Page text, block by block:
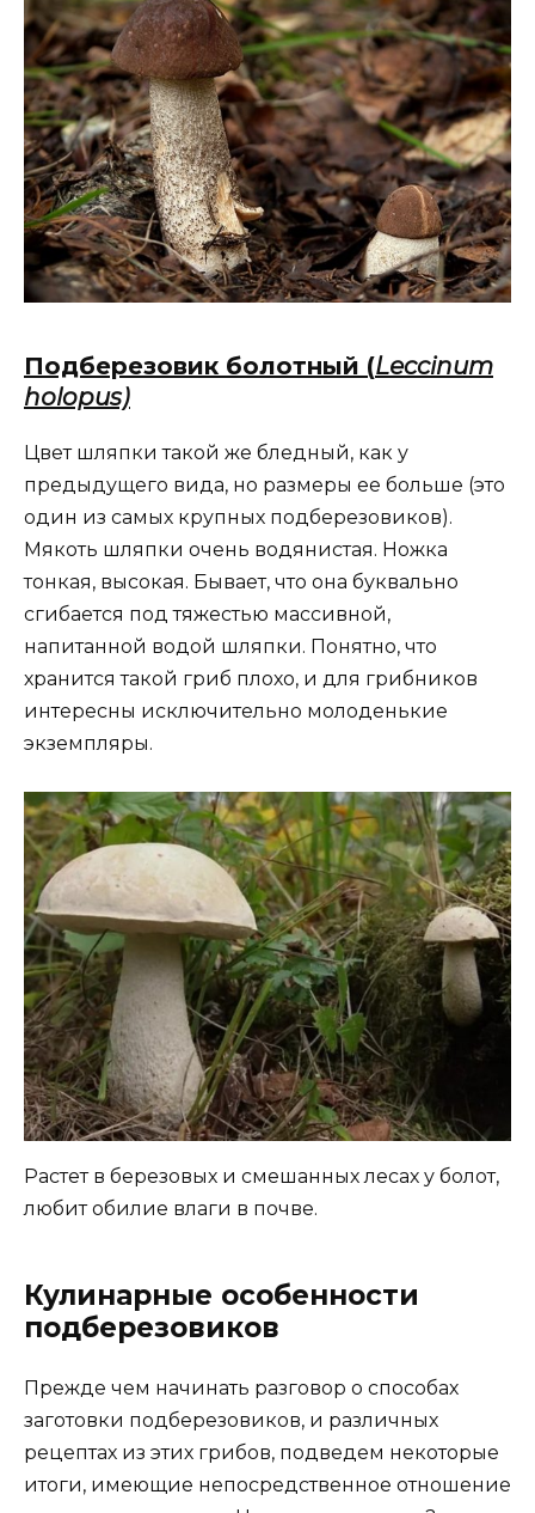
Подберезовик болотный (Lеccinum
hоlopus)
Цвет шляпки такой же бледный, как у
предыдущего вида, но размеры ее больше (это
один из самых крупных подберезовиков).
Мякоть шляпки очень водянистая. Ножка
тонкая, высокая. Бывает, что она буквально
сгибается под тяжестью массивной,
напитанной водой шляпки. Понятно, что
хранится такой гриб плохо, и для грибников
интересны исключительно молоденькие
экземпляры.
Растет в березовых и смешанных лесах у болот,
любит обилие влаги в почве.
Кулинарные особенности
подберезовиков
Прежде чем начинать разговор о способах
заготовки подберезовиков, и различных
рецептах из этих грибов, подведем некоторые
итоги, имеющие непосредственное отношение